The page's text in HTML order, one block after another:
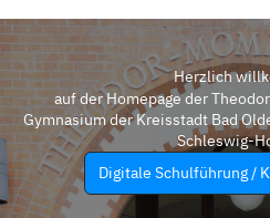
Herzlich
auf der Homepage der
Gymnasium der Kreisstadt Bad
Schleswig-
Digitale Schulführung /